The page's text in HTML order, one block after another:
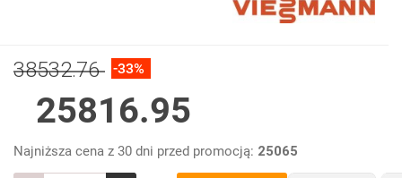
38532.76 -33%
25816.95
Najniższa cena z 30 dni przed promocją: 25065